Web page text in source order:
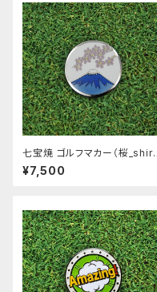
七宝焼 ゴルフマカー（桜_shir
o）
¥7,500